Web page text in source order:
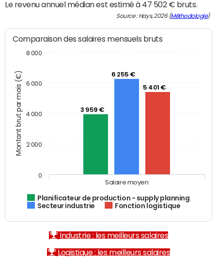
Le revenu annuel médian est estimé à 47 502 € bruts.
Source : Hays, 2026 (Méthodologie)
Montant brut par mois (€)
Comparaison des salaires mensuels bruts
3 959 €
6 255 €
5 401 €
Planificateur de production - supply planning
Secteur industrie Fonction logistique
Salaire moyen
0
2 000
4 000
6 000
8 000
Industrie : les meilleurs salaires
Logistique : les meilleurs salaires